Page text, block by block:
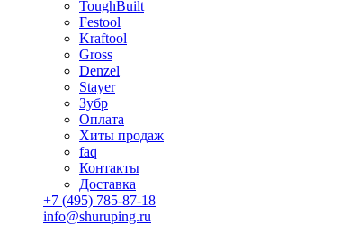
ToughBuilt
Festool
Kraftool
Gross
Denzel
Stayer
Зубр
Оплата
Хиты продаж
faq
Контакты
Доставка
+7 (495) 785-87-18
info@shuruping.ru